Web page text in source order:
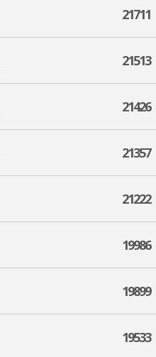
21711
21513
21426
21357
21222
19986
19899
19533